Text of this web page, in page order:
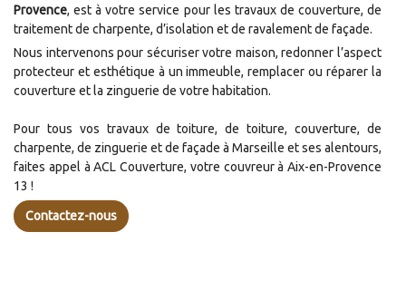
Provence, est à votre service pour les travaux de couverture, de
traitement de charpente, d’isolation et de ravalement de façade.
Nous intervenons pour sécuriser votre maison, redonner l’aspect
protecteur et esthétique à un immeuble, remplacer ou réparer la
couverture et la zinguerie de votre habitation.
Pour tous vos travaux de toiture, de toiture, couverture, de
charpente, de zinguerie et de façade à Marseille et ses alentours,
faites appel à ACL Couverture, votre couvreur à Aix-en-Provence
13 !
Contactez-nous